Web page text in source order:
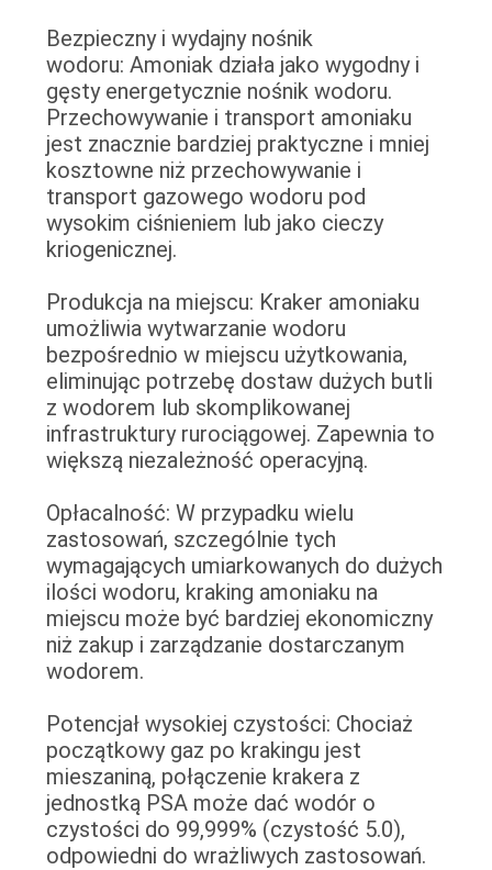
Bezpieczny i wydajny nośnik
wodoru: Amoniak działa jako wygodny i
gęsty energetycznie nośnik wodoru.
Przechowywanie i transport amoniaku
jest znacznie bardziej praktyczne i mniej
kosztowne niż przechowywanie i
transport gazowego wodoru pod
wysokim ciśnieniem lub jako cieczy
kriogenicznej.
Produkcja na miejscu: Kraker amoniaku
umożliwia wytwarzanie wodoru
bezpośrednio w miejscu użytkowania,
eliminując potrzebę dostaw dużych butli
z wodorem lub skomplikowanej
infrastruktury rurociągowej. Zapewnia to
większą niezależność operacyjną.
Opłacalność: W przypadku wielu
zastosowań, szczególnie tych
wymagających umiarkowanych do dużych
ilości wodoru, kraking amoniaku na
miejscu może być bardziej ekonomiczny
niż zakup i zarządzanie dostarczanym
wodorem.
Potencjał wysokiej czystości: Chociaż
początkowy gaz po krakingu jest
mieszaniną, połączenie krakera z
jednostką PSA może dać wodór o
czystości do 99,999% (czystość 5.0),
odpowiedni do wrażliwych zastosowań.